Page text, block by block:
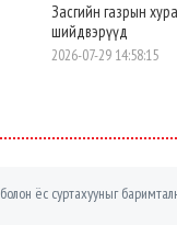
Засгийн газрын
шийдвэрүүд
2026-07-29 14:58:15
ёс суртахууныг